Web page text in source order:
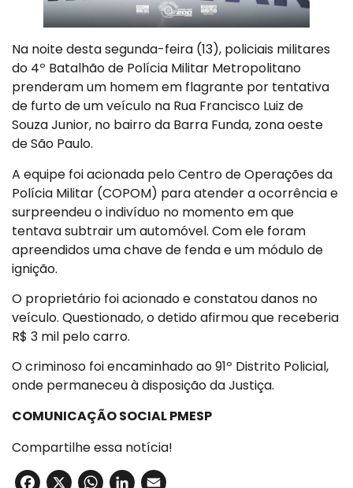
Na noite desta segunda-feira (13), policiais militares
do 4º Batalhão de Polícia Militar Metropolitano
prenderam um homem em flagrante por tentativa
de furto de um veículo na Rua Francisco Luiz de
Souza Junior, no bairro da Barra Funda, zona oeste
de São Paulo.
A equipe foi acionada pelo Centro de Operações da
Polícia Militar (COPOM) para atender a ocorrência e
surpreendeu o indivíduo no momento em que
tentava subtrair um automóvel. Com ele foram
apreendidos uma chave de fenda e um módulo de
ignição.
O proprietário foi acionado e constatou danos no
veículo. Questionado, o detido afirmou que receberia
R$ 3 mil pelo carro.
O criminoso foi encaminhado ao 91º Distrito Policial,
onde permaneceu à disposição da Justiça.
COMUNICAÇÃO SOCIAL PMESP
Compartilhe essa notícia!